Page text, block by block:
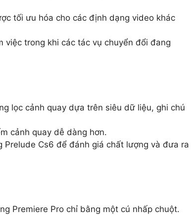
tối ưu hóa cho các định dạng video khác
việc trong khi các tác vụ chuyển đổi đang
lọc cảnh quay dựa trên siêu dữ liệu, ghi chú
cảnh quay dễ dàng hơn.
Cs6 để đánh giá chất lượng và đưa ra
Premiere Pro chỉ bằng một cú nhấp chuột.